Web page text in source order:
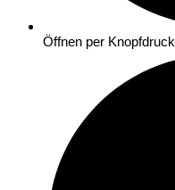
Öffnen per Knopfdruck